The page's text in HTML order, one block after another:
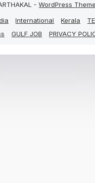
-WordPress Theme
International Kerala
GULF JOB PRIVACY